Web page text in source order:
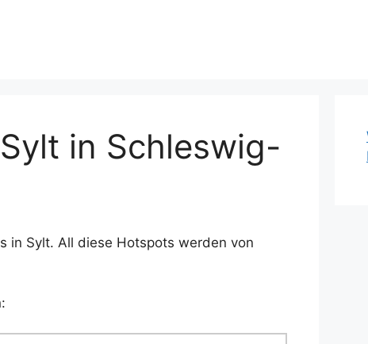
in Schleswig-
in Sylt. All diese Hotspots werden von